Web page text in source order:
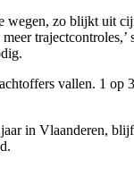
zo blijkt uit
vallen. 1
in Vlaanderen,